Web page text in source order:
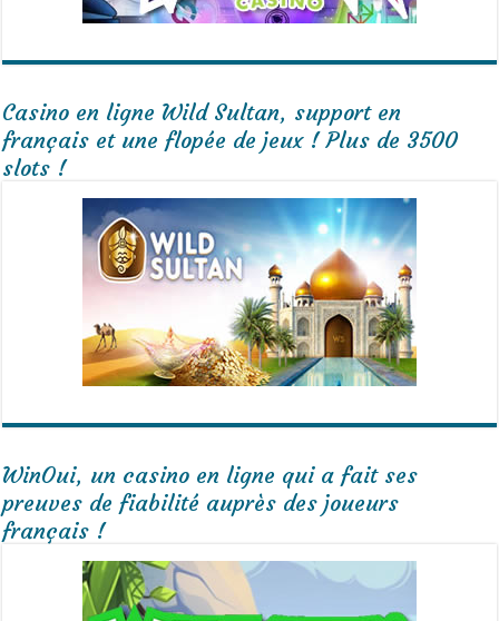
Casino en ligne Wild Sultan, support en
français et une flopée de jeux ! Plus de 3500
slots !
WinOui, un casino en ligne qui a fait ses
preuves de fiabilité auprès des joueurs
français !